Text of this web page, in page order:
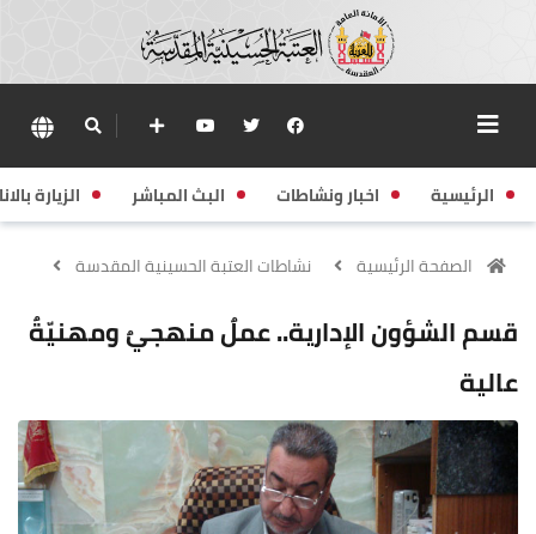
الرئيسية اخبار ونشاطات البث المباشر الزيارة
الصفحة الرئيسية نشاطات العتبة الحسينية المقدسة
قسم الشؤون الإدارية.. عملٌ منهجيٌ ومهنيّةٌ
عالية